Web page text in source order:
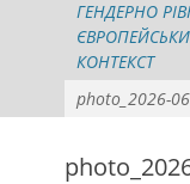
ГЕНДЕРНО
КОНТЕКСТ
photo_2026-